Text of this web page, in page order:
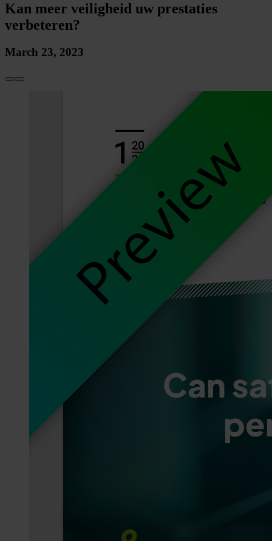
Kan meer veiligheid uw prestaties
verbeteren?
March 23, 2023